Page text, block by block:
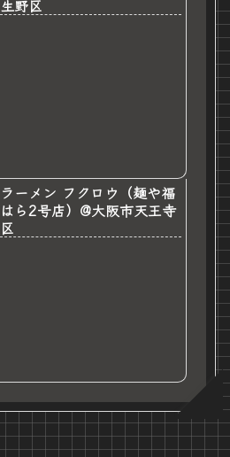
生野区
ラーメン フクロウ（麺や福
はら2号店）@大阪市天王寺
区